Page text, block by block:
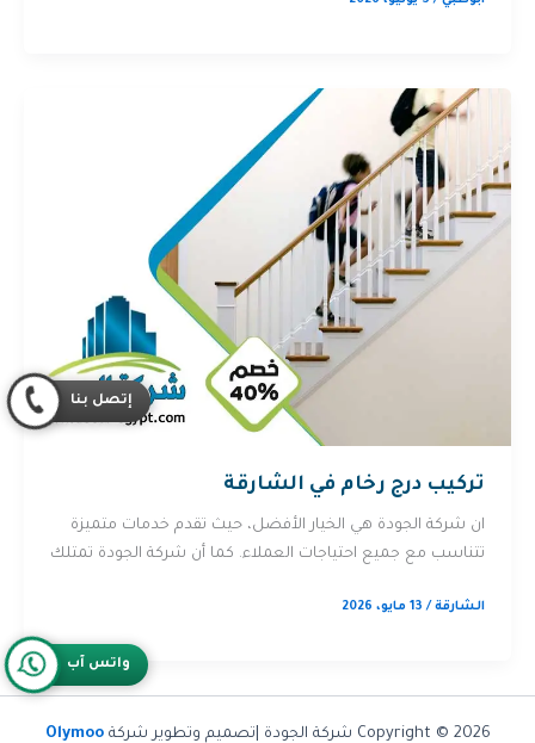
تركيب درج رخام في الشارقة
ان شركة الجودة هي الخيار الأفضل، حيث تقدم خدمات متميزة
تتناسب مع جميع احتياجات العملاء. كما أن شركة الجودة تمتلك
الشارقة/ 13 مايو، 2026
Copyright © 2026 شركة الجودة |تصميم وتطوير شركة Olymoo
واتس آب
إتصل بنا